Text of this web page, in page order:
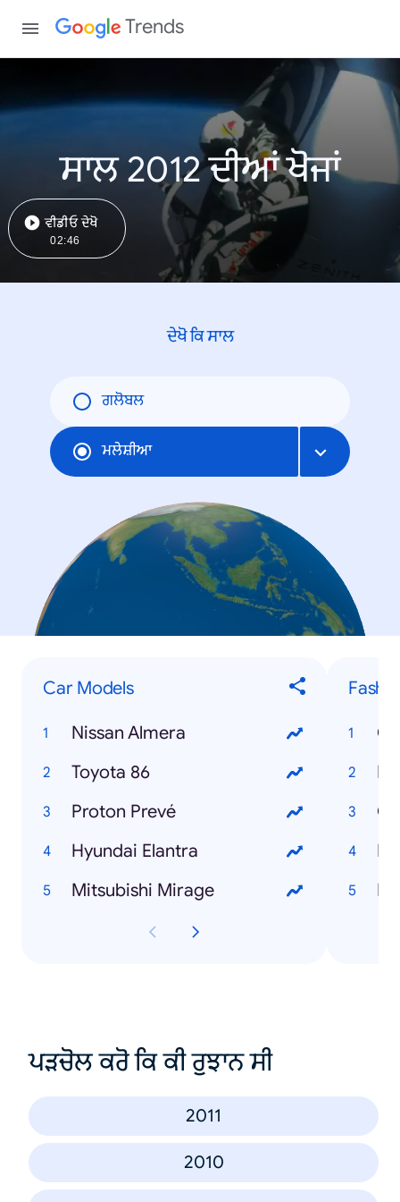
Trends
ਸਾਲ 2012 ਦੀਆਂ ਖੋਜਾਂ
ਵੀਡੀਓ ਦੇਖੋ
02:46
ਦੇਖੋ ਕਿ ਸਾਲ
ਗਲੋਬਲ
ਮਲੇਸ਼ੀਆ
Car Models
Nissan Almera
Toyota 86
Proton Prevé
Hyundai Elantra
Mitsubishi Mirage
ਪੜਚੋਲ ਕਰੋ ਕਿ ਕੀ ਰੁਝਾਨ ਸੀ
2011
2010